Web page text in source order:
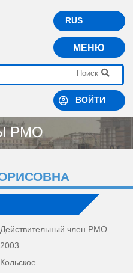
RUS
МЕНЮ
ВОЙТИ
РМО
Действительный член РМО
2003
Кольское